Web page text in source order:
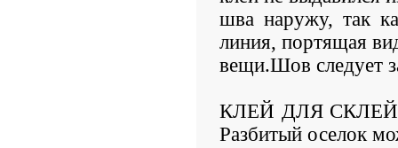
шва наружу, так
линия, портящая
вещи.Шов следует
КЛЕЙ ДЛЯ
Разбитый оселок